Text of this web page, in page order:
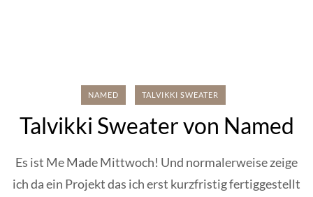
NAMED TALVIKKI SWEATER
Talvikki Sweater von Named
Es ist Me Made Mittwoch! Und normalerweise zeige
ich da ein Projekt das ich erst kurzfristig fertiggestellt